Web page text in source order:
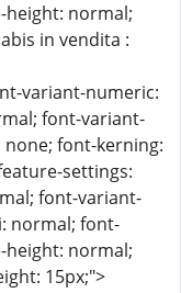
height: normal;
in vendita :
variant-numeric:
font-variant-
font-kerning:
settings:
font-variant-
normal; font-
height: normal;
15px;">